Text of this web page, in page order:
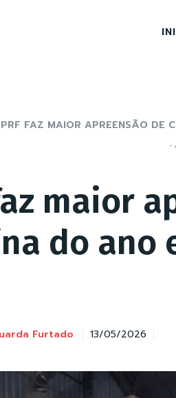
PRF FAZ MAIOR APREENSÃO DE
-
maior
do ano
Furtado 13/05/2026